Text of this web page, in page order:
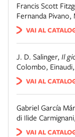
Francis Scott
Fernanda Pivano,
VAI AL
J. D. Salinger, Il
Colombo, Einaudi,
VAI AL
Gabriel García
di Ilide Carmignani,
VAI AL